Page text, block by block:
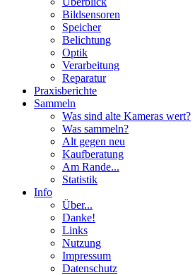
Bildsensoren
Speicher
Belichtung
Optik
Verarbeitung
Reparatur
Praxisberichte
Sammeln
Was sind alte Kameras wert?
Was sammeln?
Alt gegen neu
Kaufberatung
Am Rande...
Statistik
Info
Über...
Danke!
Links
Nutzung
Impressum
Datenschutz